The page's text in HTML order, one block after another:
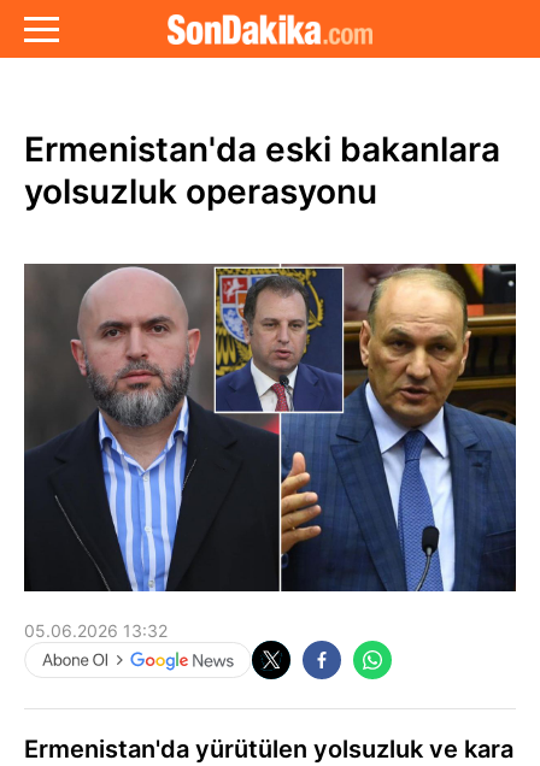
Ermenistan'da eski bakanlara
yolsuzluk operasyonu
05.06.2026 13:32
Ermenistan'da yürütülen yolsuzluk ve kara